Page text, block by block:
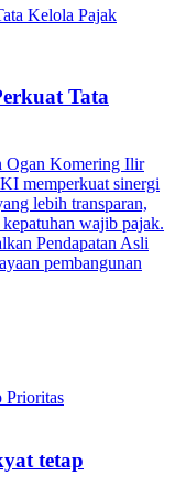
Tata
Ogan Komering Ilir
memperkuat sinergi
lebih transparan,
wajib pajak.
Pendapatan Asli
pembangunan
tetap